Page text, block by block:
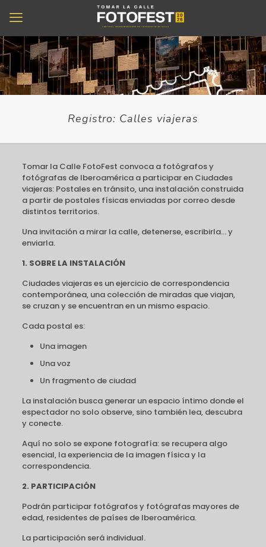
Registro: Calles viajeras
Tomar la Calle FotoFest convoca a fotógrafos y
fotógrafas de Iberoamérica a participar en Ciudades
viajeras: Postales en tránsito, una instalación construida
a partir de postales físicas enviadas por correo desde
distintos territorios.
Una invitación a mirar la calle, detenerse, escribirla… y
enviarla.
1. SOBRE LA INSTALACIÓN
Ciudades viajeras es un ejercicio de correspondencia
contemporánea, una colección de miradas que viajan,
se cruzan y se encuentran en un mismo espacio.
Cada postal es:
Una imagen
Una voz
Un fragmento de ciudad
La instalación busca generar un espacio íntimo donde el
espectador no solo observe, sino también lea, descubra
y conecte.
Aquí no solo se expone fotografía: se recupera algo
esencial, la experiencia de la imagen física y la
correspondencia.
2. PARTICIPACIÓN
Podrán participar fotógrafos y fotógrafas mayores de
edad, residentes de países de Iberoamérica.
La participación será individual.